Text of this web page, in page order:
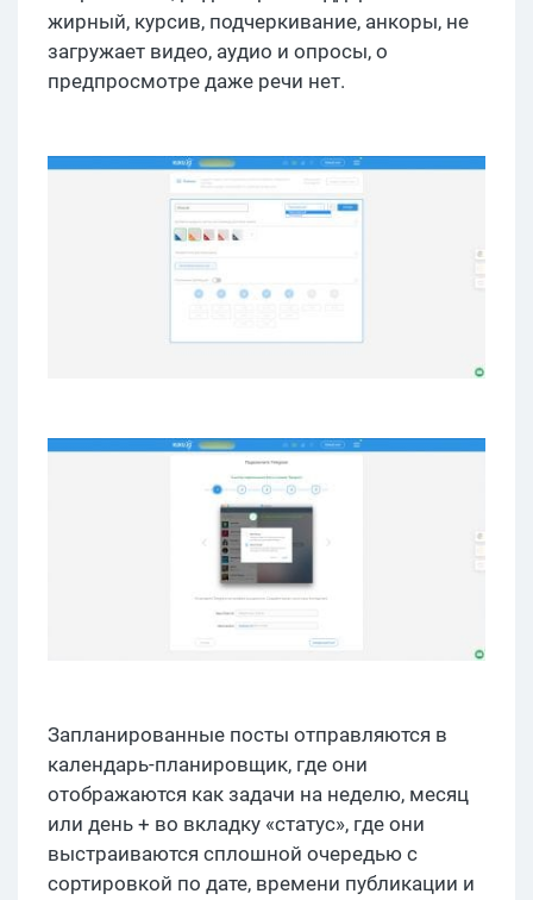
жирный, курсив, подчеркивание, анкоры, не
загружает видео, аудио и опросы, о
предпросмотре даже речи нет.
Запланированные посты отправляются в
календарь-планировщик, где они
отображаются как задачи на неделю, месяц
или день + во вкладку «статус», где они
выстраиваются сплошной очередью с
сортировкой по дате, времени публикации и